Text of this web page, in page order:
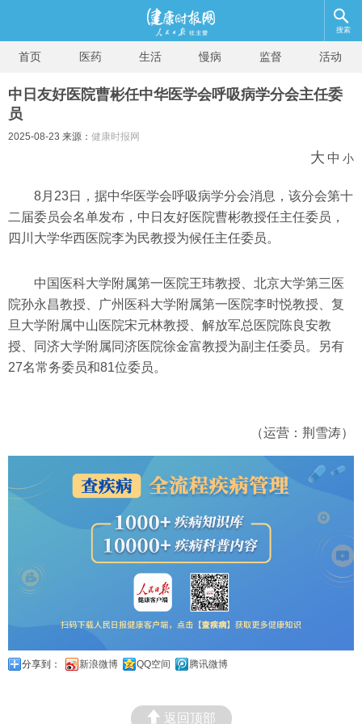
搜索
首页 医药 生活 慢病 监督 活动
中日友好医院曹彬任中华医学会呼吸病学分会主任委
员
2025-08-23 来源： 健康时报网
大 中 小
8月23日，据中华医学会呼吸病学分会消息，该分会第十
二届委员会名单发布，中日友好医院曹彬教授任主任委员，
四川大学华西医院李为民教授为候任主任委员。
中国医科大学附属第一医院王玮教授、北京大学第三医
院孙永昌教授、广州医科大学附属第一医院李时悦教授、复
旦大学附属中山医院宋元林教授、解放军总医院陈良安教
授、同济大学附属同济医院徐金富教授为副主任委员。另有
27名常务委员和81位委员。
（运营：荆雪涛）
分享到： 新浪微博 QQ空间 腾讯微博
返回顶部